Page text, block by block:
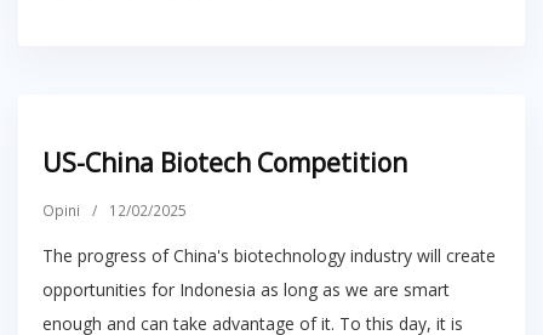
US-China Biotech Competition
Opini / 12/02/2025
The progress of China's biotechnology industry will create
opportunities for Indonesia as long as we are smart
enough and can take advantage of it. To this day, it is